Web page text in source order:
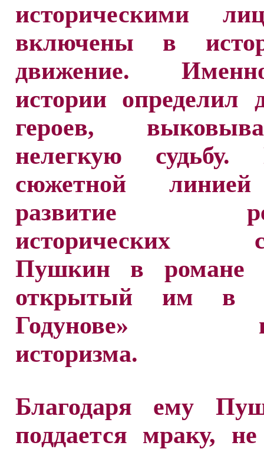
историческими
включены в
движение.
истории определил
героев,
нелегкую судьбу.
сюжетной
развитие
исторических
Пушкин в романе
открытый им в
Годунове»
историзма.
Благодаря ему
поддается мраку,